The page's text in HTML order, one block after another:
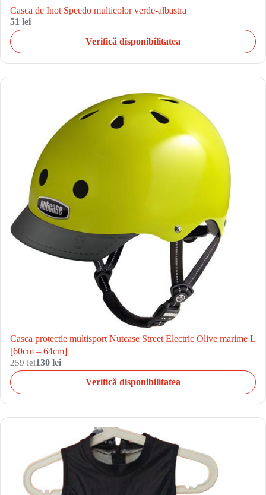
Casca de Inot Speedo multicolor verde-albastra
51 lei
Verifică disponibilitatea
Casca protectie multisport Nutcase Street Electric Olive marime L
[60cm – 64cm]
259 lei130 lei
Verifică disponibilitatea